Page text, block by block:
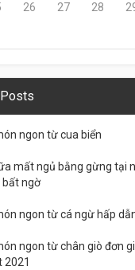
26 27 28
ngon từ cua biển
mất ngủ bằng gừng tại
bất ngờ
ngon từ cá ngừ hấp
ngon từ chân giò đơn
2021